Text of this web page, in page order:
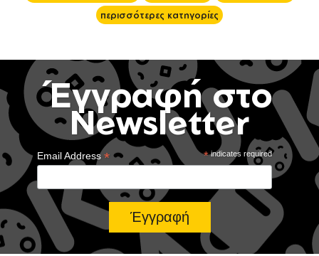
περισσότερες κατηγορίες
Έγγραφή στο
Newsletter
*indicates required
Email Address*